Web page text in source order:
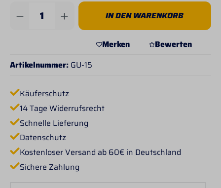
Produkt Anzahl: Gib den gewünschten
IN DEN WARENKORB
Merken
Bewerten
Artikelnummer: GU-15
Käuferschutz
14 Tage Widerrufsrecht
Schnelle Lieferung
Datenschutz
Kostenloser Versand ab 60€ in Deutschland
Sichere Zahlung